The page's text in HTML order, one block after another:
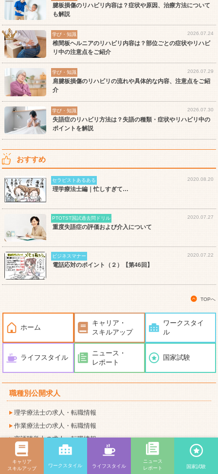
腱板損傷のリハビリ内容は？症状や原因、治療方法について
も解説
学び・知識 2026.07.24
椎間板ヘルニアのリハビリ内容は？部位ごとの症状やリハビ
リ中の注意点をご紹介
学び・知識 2026.07.29
肩腱板損傷のリハビリの流れや具体的な内容、注意点をご紹
介
学び・知識 2026.07.30
失語症のリハビリ方法は？失語の種類・症状やリハビリ中の
ポイントを解説
おすすめ
セラピストあるある 2020.08.20
理学療法士編｜忙しすぎて…
PTOTST国試過去問ドリル 2020.07.27
重度失語症の評価および介入について
ビジネスマナー 2020.07.22
電話応対のポイント（２）【第46回】
TOPへ
ホーム
キャリア・
スキルアップ
ワークスタイ
ル
ライフスタイル
ニュース・
レポート
国家試験
職種別公開求人
理学療法士の求人・転職情報
作業療法士の求人・転職情報
言語聴覚士の求人・転職情報
キャリア
スキルアップ
ワークスタイル ライフスタイル
ニュース
レポート
国家試験